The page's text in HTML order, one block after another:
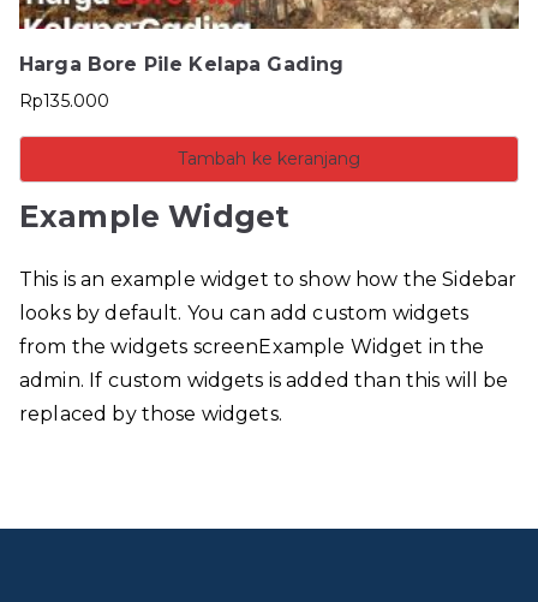
Harga Bore Pile Kelapa Gading
Rp135.000
Tambah ke keranjang
Example Widget
This is an example widget to show how the Sidebar
looks by default. You can add custom widgets
from the widgets screenExample Widget in the
admin. If custom widgets is added than this will be
replaced by those widgets.